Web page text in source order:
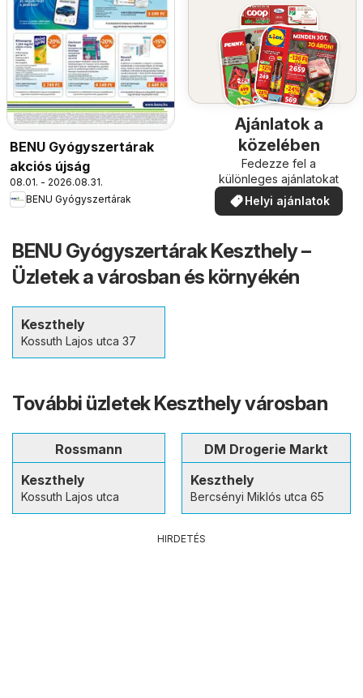
BENU Gyógyszertárak
akciós újság
08.01. - 2026.08.31.
BENU Gyógyszertárak
Ajánlatok a
közelében
Fedezze fel a
különleges ajánlatokat
Helyi ajánlatok
BENU Gyógyszertárak Keszthely –
Üzletek a városban és környékén
Keszthely
Kossuth Lajos utca 37
További üzletek Keszthely városban
Rossmann
Keszthely
Kossuth Lajos utca
DM Drogerie Markt
Keszthely
Bercsényi Miklós utca 65
HIRDETÉS